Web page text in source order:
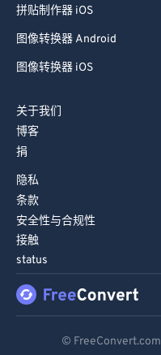
拼贴制作器 iOS
图像转换器 Android
图像转换器 iOS
关于我们
博客
捐
隐私
条款
安全性与合规性
接触
status
© FreeConvert.com